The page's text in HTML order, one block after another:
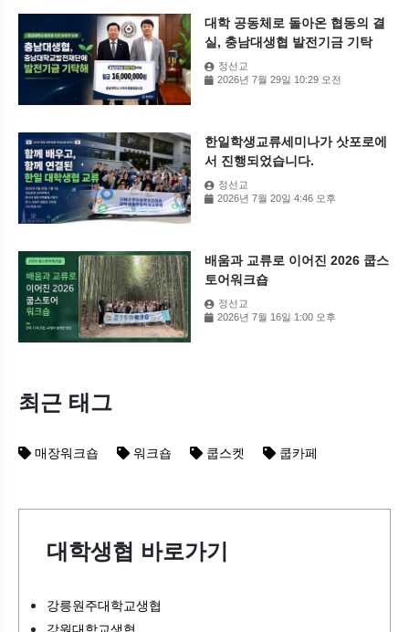
대학 공동체로 돌아온 협동의 결
실, 충남대생협 발전기금 기탁
정선교
2026년 7월 29일 10:29 오전
한일학생교류세미나가 삿포로에
서 진행되었습니다.
정선교
2026년 7월 20일 4:46 오후
배움과 교류로 이어진 2026 쿱스
토어워크숍
정선교
2026년 7월 16일 1:00 오후
최근 태그
매장워크숍 워크숍 쿱스켓 쿱카페
대학생협 바로가기
강릉원주대학교생협
강원대학교생협